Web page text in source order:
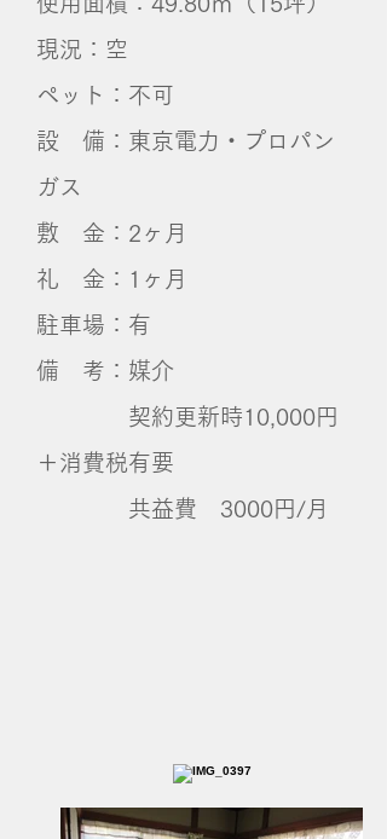
​現況：空
ペット：不可
設 備：東京電力・プロパン
ガス
敷 金：2ヶ月
礼 金：1ヶ月
​駐車場：有
備 考：媒介
契約更新時10,000円
＋消費税有要
​ 共益費 3000円/月